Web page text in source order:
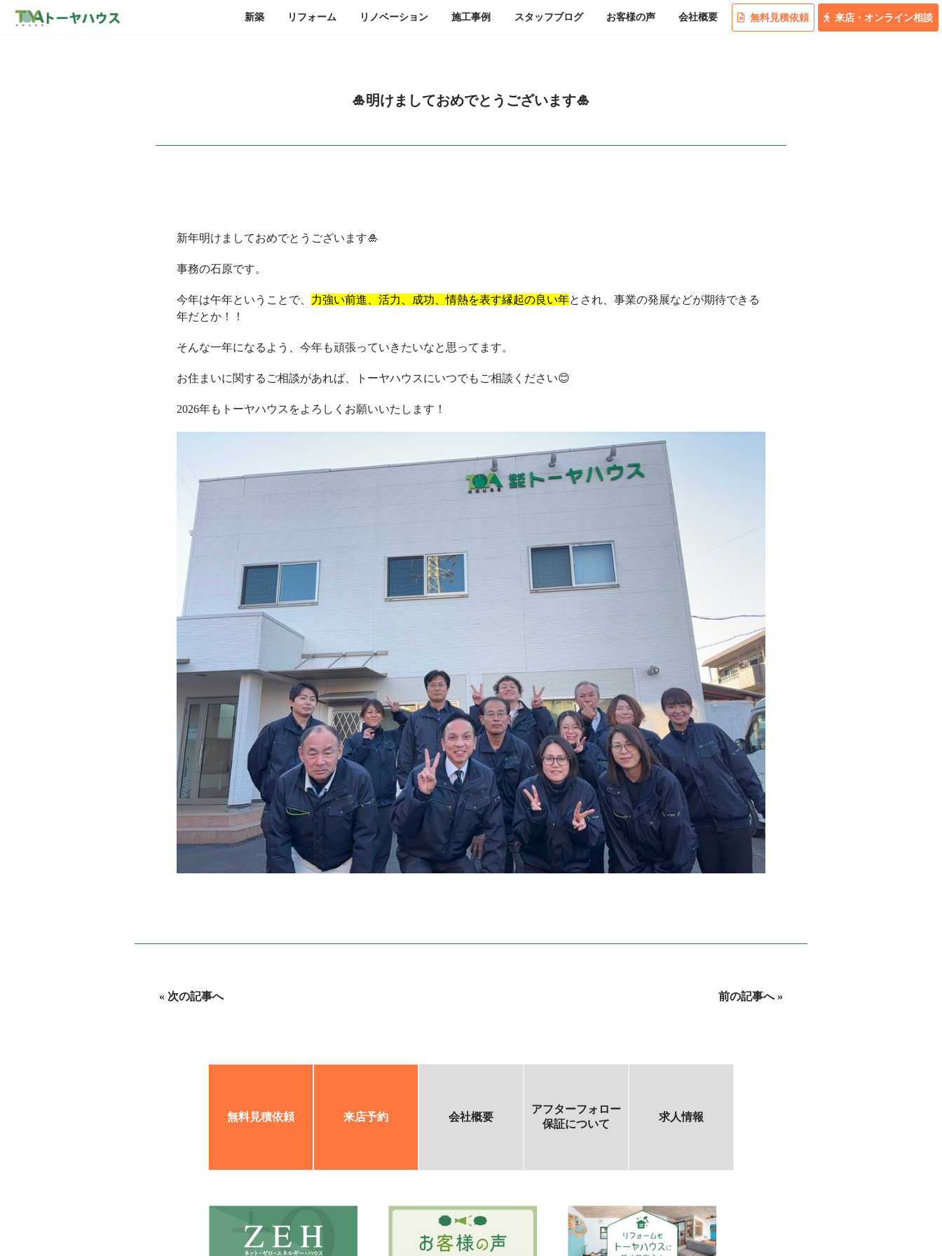
無料 見積依頼 来店 ・ オンライン相談
新築 リフォーム リノベーション 施工事例 スタッフブログ お客様の声 会社概要
🎍明けましておめでとうございます🎍
新年明けましておめでとうございます🎍
事務の石原です。
今年は午年ということで、 力強い前進、活力、成功、情熱を表す縁起の良い年とされ、 事業の発展などが期待できる
年だとか！！
そんな一年になるよう、今年も頑張っていきたいなと思ってます。
お住まいに関するご相談があれば、トーヤハウスにいつでもご相談ください😊
2026年もトーヤハウスをよろしくお願いいたします！
前の記事へ »
« 次の記事へ
無料見積依頼 来店予約 会社概要
アフターフォロー
保証について
求人情報